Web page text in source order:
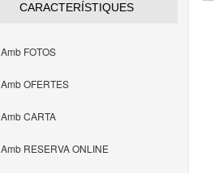
CARACTERÍSTIQUES
Amb FOTOS
Amb OFERTES
Amb CARTA
Amb RESERVA ONLINE